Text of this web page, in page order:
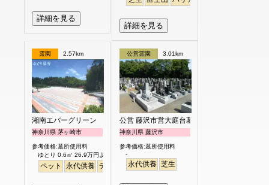
詳細を見る
詳細を見る
霊園 2.57km
湘南エバーグリーン
神奈川県 茅ヶ崎市
参考価格:墓所使用料
ゆとり 0.6㎡ 26.9万円より
ペット 永代供養 デザイン 明るい
公営霊園 3.01km
公営 藤沢市営大庭台墓園
神奈川県 藤沢市
参考価格:墓所使用料
-
永代供養 芝生